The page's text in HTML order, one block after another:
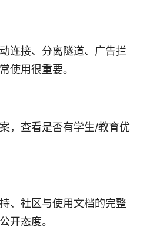
连接、分离隧道、广告拦
使用很重要。
，查看是否有学生/教育优
、社区与使用文档的完整
开态度。